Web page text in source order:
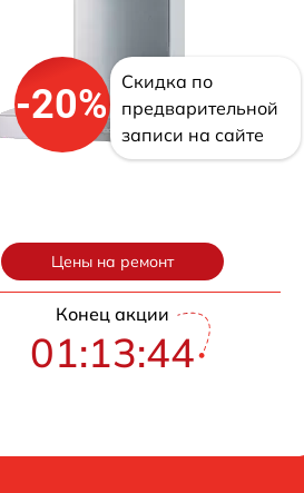
-20%
Скидка по
предварительной
записи на сайте
Цены на ремонт
Конец акции
01:13:43